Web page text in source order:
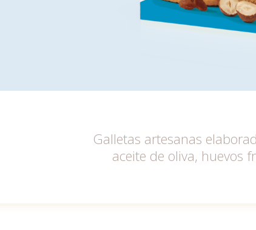
Galletas artesanas
aceite de oliva, huevos